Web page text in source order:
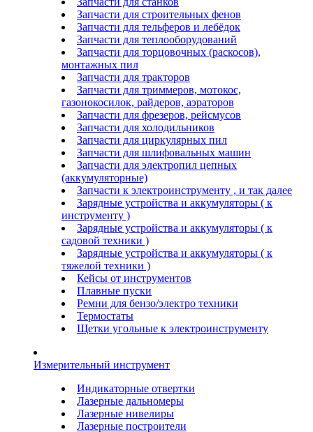
Запчасти для строительных фенов
Запчасти для тельферов и лебёдок
Запчасти для теплооборудований
Запчасти для торцовочных (раскосов),
монтажных пил
Запчасти для тракторов
Запчасти для триммеров, мотокос,
газонокосилок, райдеров, аэраторов
Запчасти для фрезеров, рейсмусов
Запчасти для холодильников
Запчасти для циркулярных пил
Запчасти для шлифовальных машин
Запчасти для электропил цепных
(аккумуляторные)
Запчасти к электроинструменту , и так далее
Зарядные устройства и аккумуляторы ( к
инструменту )
Зарядные устройства и аккумуляторы ( к
садовой техники )
Зарядные устройства и аккумуляторы ( к
тяжелой техники )
Кейсы от инструментов
Плавные пуски
Ремни для бензо/электро техники
Термостаты
Щетки угольные к электроинструменту
Измерительный инструмент
Индикаторные отвертки
Лазерные дальномеры
Лазерные нивелиры
Лазерные построители